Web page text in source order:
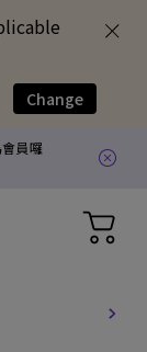
Change
員囉